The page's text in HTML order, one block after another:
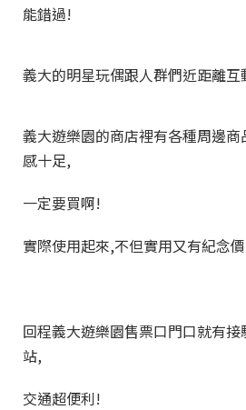
能錯過!
義大的明星玩偶跟人群們近距離
義大遊樂園的商店裡有各種周邊
感十足,
一定要買啊!
實際使用起來,不但實用又有紀念
回程義大遊樂園售票口門口就有
站,
交通超便利!